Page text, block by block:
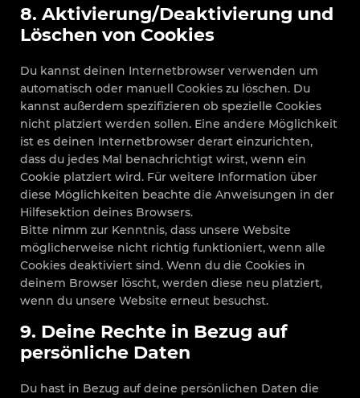
8. Aktivierung/Deaktivierung und
Löschen von Cookies
Du kannst deinen Internetbrowser verwenden um
automatisch oder manuell Cookies zu löschen. Du
kannst außerdem spezifizieren ob spezielle Cookies
nicht platziert werden sollen. Eine andere Möglichkeit
ist es deinen Internetbrowser derart einzurichten,
dass du jedes Mal benachrichtigt wirst, wenn ein
Cookie platziert wird. Für weitere Information über
diese Möglichkeiten beachte die Anweisungen in der
Hilfesektion deines Browsers.
Bitte nimm zur Kenntnis, dass unsere Website
möglicherweise nicht richtig funktioniert, wenn alle
Cookies deaktiviert sind. Wenn du die Cookies in
deinem Browser löscht, werden diese neu platziert,
wenn du unsere Website erneut besuchst.
9. Deine Rechte in Bezug auf
persönliche Daten
Du hast in Bezug auf deine persönlichen Daten die